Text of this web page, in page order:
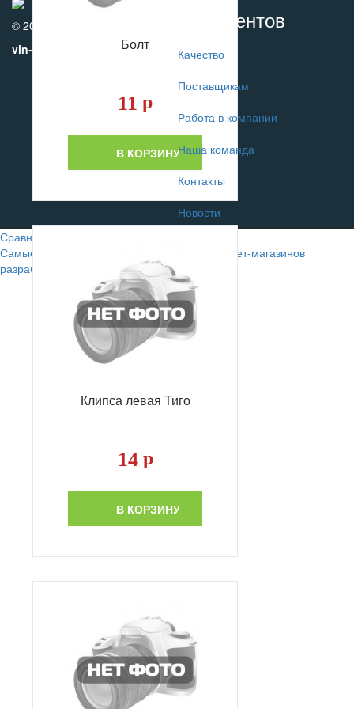
Болт
11 р
В КОРЗИНУ
Клипса левая Тиго
14р
В КОРЗИНУ
© 2010-2017
vin-motors.com
Для клиентов
Качество
Поставщикам
Работа в компании
Наша команда
Контакты
Новости
Сравнение
Самые лучшие сайты автомобильных интернет-магазинов
разрабатывают в